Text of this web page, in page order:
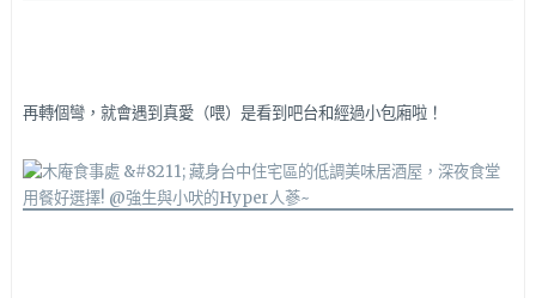
再轉個彎，就會遇到真愛（喂）是看到吧台和經過小包廂啦！